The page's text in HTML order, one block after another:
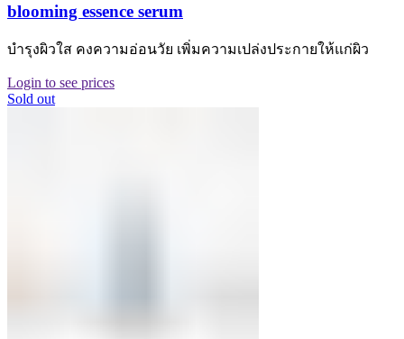
blooming essence serum
บำรุงผิวใส คงความอ่อนวัย เพิ่มความเปล่งประกายให้แก่ผิว
Login to see prices
Sold out